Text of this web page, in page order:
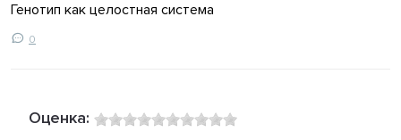
Генотип как целостная система
0
Оценка: